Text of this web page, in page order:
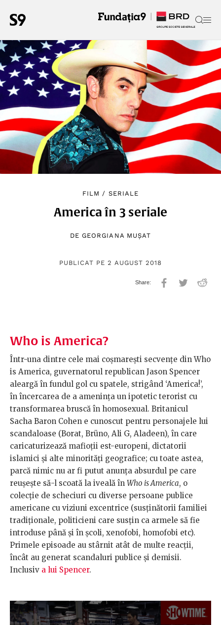
FILM / SERIALE
America în 3 seriale
DE GEORGIANA MUȘAT
PUBLICAT PE 2 AUGUST 2018
Who is America?
Într-una dintre cele mai coșmarești secvențe din Who
is America, guvernatorul republican Jason Spencer
aleargă în fundul gol cu spatele, strigând ‘America!’,
în încercarea de a amenința un ipotetic terorist cu
transformarea bruscă în homosexual. Britanicul
Sacha Baron Cohen e cunoscut pentru personajele lui
scandaloase (Borat, Brüno, Ali G, Aladeen), în care
caricaturizează mafioții est-europeni, dictatorii
islamici și alte minorități geografice; cu toate astea,
parcă nimic nu ar fi putut anunța absurdul pe care
reușește să-l scoată la iveală în Who is America, o
colecție de scheciuri cu diverse persoane publice
americane cu viziuni excentrice (susținătorii familiei
tradiționale, politicieni care susțin ca armele să fie
introduse până și în școli, xenofobi, homofobi etc).
Primele episoade au stârnit atât de multe reacții,
încât au generat scandaluri publice și demisii.
Inclusiv a lui Spencer.